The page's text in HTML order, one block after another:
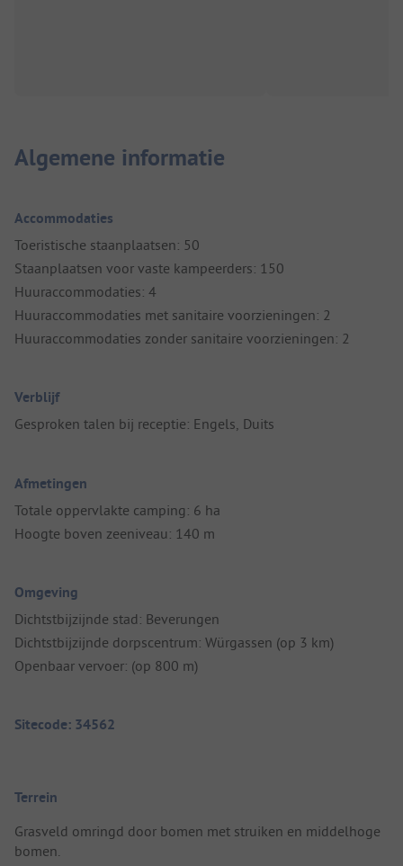
Algemene informatie
Accommodaties
Toeristische staanplaatsen: 50
Staanplaatsen voor vaste kampeerders: 150
Huuraccommodaties: 4
Huuraccommodaties met sanitaire voorzieningen: 2
Huuraccommodaties zonder sanitaire voorzieningen: 2
Verblijf
Gesproken talen bij receptie: Engels, Duits
Afmetingen
Totale oppervlakte camping: 6 ha
Hoogte boven zeeniveau: 140 m
Omgeving
Dichtstbijzijnde stad: Beverungen
Dichtstbijzijnde dorpscentrum: Würgassen (op 3 km)
Openbaar vervoer: (op 800 m)
Sitecode: 34562
Terrein
Grasveld omringd door bomen met struiken en middelhoge
bomen.